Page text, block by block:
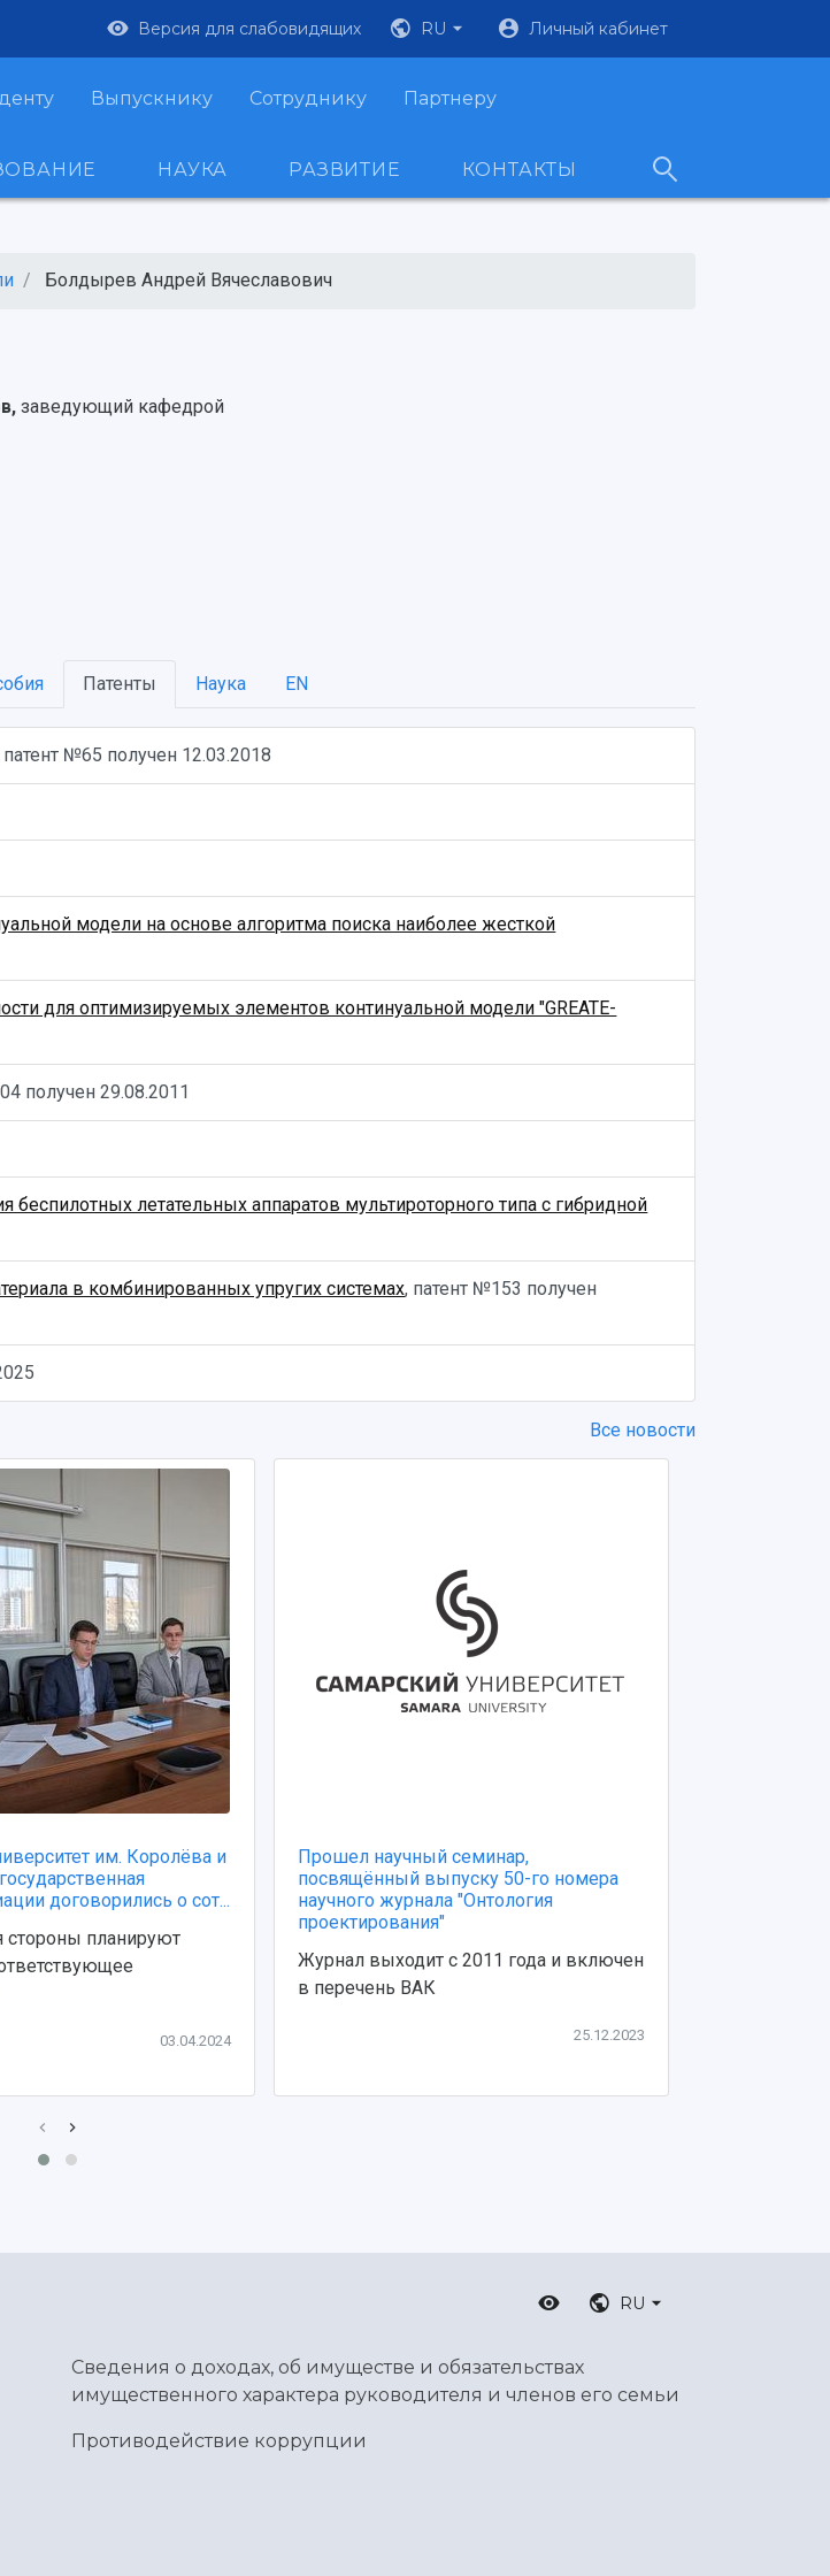
Версия для слабовидящих RU Личный кабинет
Выпускнику Сотруднику Партнеру
НАУКА РАЗВИТИЕ КОНТАКТЫ
Болдырев Андрей Вячеславович
заведующий кафедрой
Патенты Наука EN
патент №65 получен 12.03.2018
модели на основе алгоритма поиска наиболее жесткой
для оптимизируемых элементов континуальной модели "GREATE-
получен29.08.2011
летательных аппаратов мультироторного типа с гибридной
в комбинированных упругих системах, патент №153 получен
Все новости
им. Королёва и
договорились о сот...
стороны планируют
03.04.2024
Прошел научный семинар,
посвящённый выпуску 50-го номера
научного журнала "Онтология
проектирования"
Журнал выходит с 2011 года и включен
в перечень ВАК
25.12.2023
RU
Сведения о доходах, об имуществе и обязательствах
имущественного характера руководителя и членов его семьи
Противодействие коррупции